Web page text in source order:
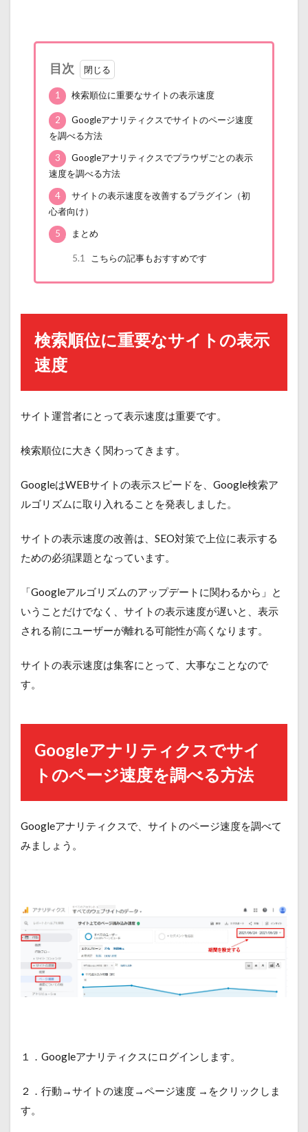
目次
1 検索順位に重要なサイトの表示速度
2
Googleアナリティクスでサイトのページ速度
を調べる方法
3
Googleアナリティクスでプラウザごとの表示
速度を調べる方法
4
サイトの表示速度を改善するプラグイン（初
心者向け）
5
まとめ
5.1 こちらの記事もおすすめです
検索順位に重要なサイトの表示
速度
サイト運営者にとって表示速度は重要です。
検索順位に大きく関わってきます。
GoogleはWEBサイトの表示スピードを、Google検索ア
ルゴリズムに取り入れることを発表しました。
サイトの表示速度の改善は、SEO対策で上位に表示する
ための必須課題となっています。
「Googleアルゴリズムのアップデートに関わるから」と
いうことだけでなく、サイトの表示速度が遅いと、表示
される前にユーザーが離れる可能性が高くなります。
サイトの表示速度は集客にとって、大事なことなので
す。
Googleアナリティクスでサイ
トのページ速度を調べる方法
Googleアナリティクスで、サイトのページ速度を調べて
みましょう。
１．Googleアナリティクスにログインします。
２．行動→サイトの速度→ページ速度 →をクリックしま
す。